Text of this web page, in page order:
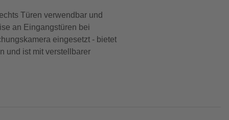
Türen verwendbar und
an Eingangstüren bei
eingesetzt - bietet
und ist mit verstellbarer